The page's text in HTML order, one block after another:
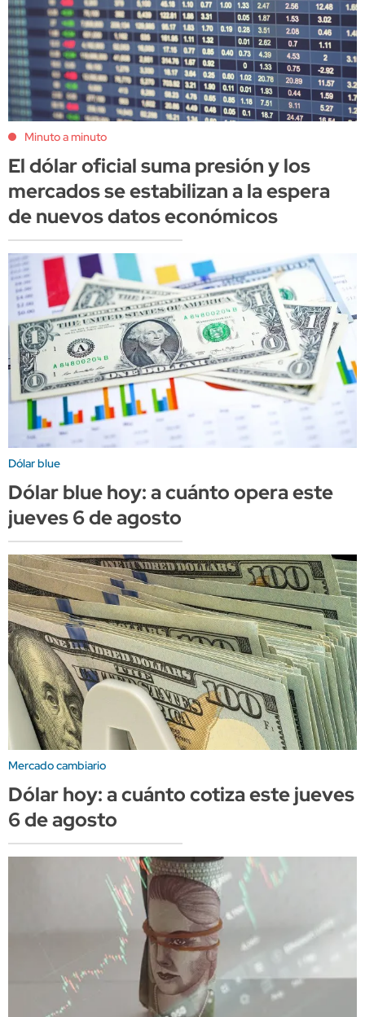
Minuto a minuto
El dólar oficial suma presión y los
mercados se estabilizan a la espera
de nuevos datos económicos
Dólar blue
Dólar blue hoy: a cuánto opera este
jueves 6 de agosto
Mercado cambiario
Dólar hoy: a cuánto cotiza este jueves
6 de agosto